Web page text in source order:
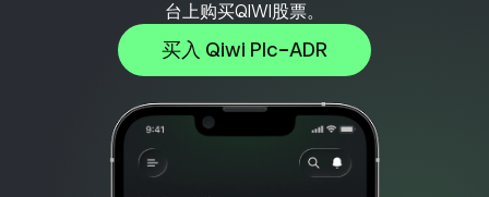
台上购买QIWI股票。
买入 Qiwi Plc-ADR